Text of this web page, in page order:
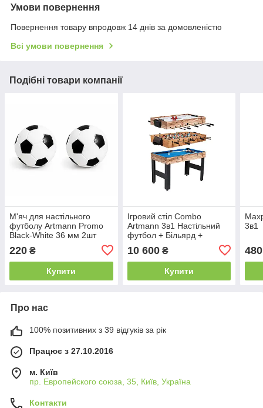
Умови повернення
Повернення товару впродовж 14 днів за домовленістю
Всі умови повернення
Подібні товари компанії
М'яч для настільного
футболу Artmann Promo
Black-White 36 мм 2шт
220 ₴
Купити
Ігровий стіл Combo
Artmann 3в1 Настільний
футбол + Більярд +
10 600₴
Купити
3в1
480
Про нас
100% позитивних з 39 відгуків за рік
Працює з 27.10.2016
м. Київ
пр. Европейского союза, 35, Київ, Україна
Контакти